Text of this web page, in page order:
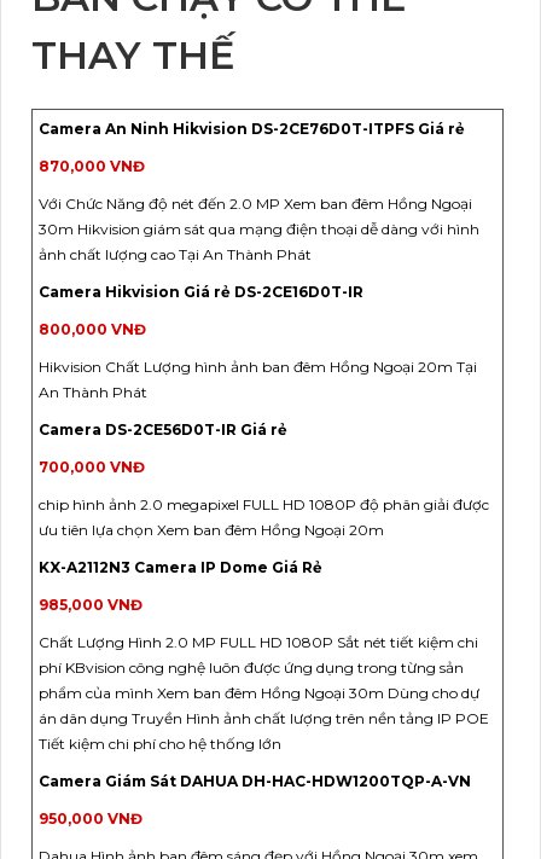
THAY THẾ
Camera An Ninh Hikvision DS-2CE76D0T-ITPFS Giá rẻ
870,000 VNĐ
Với Chức Năng độ nét đến 2.0 MP Xem ban đêm Hồng Ngoại
30m Hikvision giám sát qua mạng điện thoại dễ dàng với hình
ảnh chất lượng cao Tại An Thành Phát
Camera Hikvision Giá rẻ DS-2CE16D0T-IR
800,000 VNĐ
Hikvision Chất Lượng hình ảnh ban đêm Hồng Ngoại 20m Tại
An Thành Phát
Camera DS-2CE56D0T-IR Giá rẻ
700,000 VNĐ
chip hình ảnh 2.0 megapixel FULL HD 1080P độ phân giải được
ưu tiên lựa chọn Xem ban đêm Hồng Ngoại 20m
KX-A2112N3 Camera IP Dome Giá Rẻ
985,000 VNĐ
Chất Lượng Hình 2.0 MP FULL HD 1080P Sắt nét tiết kiệm chi
phí KBvision công nghệ luôn được ứng dụng trong từng sản
phẩm của mình Xem ban đêm Hồng Ngoại 30m Dùng cho dự
án dân dụng Truyền Hình ảnh chất lượng trên nền tảng IP POE
Tiết kiệm chi phí cho hệ thống lớn
Camera Giám Sát DAHUA DH-HAC-HDW1200TQP-A-VN
950,000 VNĐ